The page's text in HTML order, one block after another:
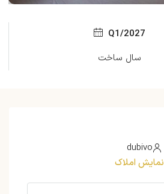
Q1/2027
سال ساخت
dubivo
نمایش املاک